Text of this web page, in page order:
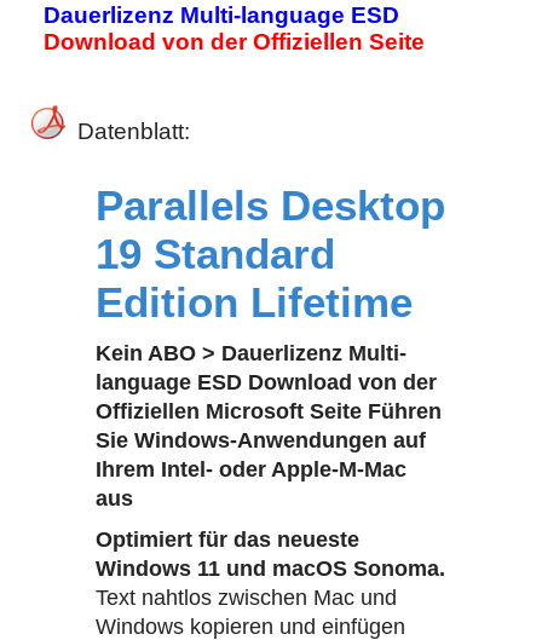
Dauerlizenz Multi-language ESD
Download von der Offiziellen Seite
Datenblatt:
Parallels Desktop
19 Standard
Edition Lifetime
Kein ABO > Dauerlizenz Multi-
language ESD Download von der
Offiziellen Microsoft Seite Führen
Sie Windows-Anwendungen auf
Ihrem Intel- oder Apple-M-Mac
aus
Optimiert für das neueste
Windows 11 und macOS Sonoma.
Text nahtlos zwischen Mac und
Windows kopieren und einfügen